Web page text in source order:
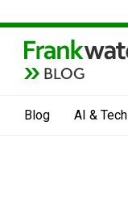
BLOG
Blog AI & Tech